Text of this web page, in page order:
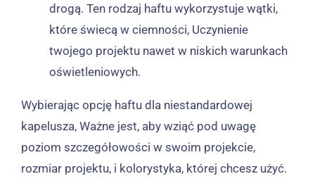
drogą. Ten rodzaj haftu wykorzystuje wątki,
które świecą w ciemności, Uczynienie
twojego projektu nawet w niskich warunkach
oświetleniowych.
Wybierając opcję haftu dla niestandardowej
kapelusza, Ważne jest, aby wziąć pod uwagę
poziom szczegółowości w swoim projekcie,
rozmiar projektu, i kolorystyka, której chcesz użyć.